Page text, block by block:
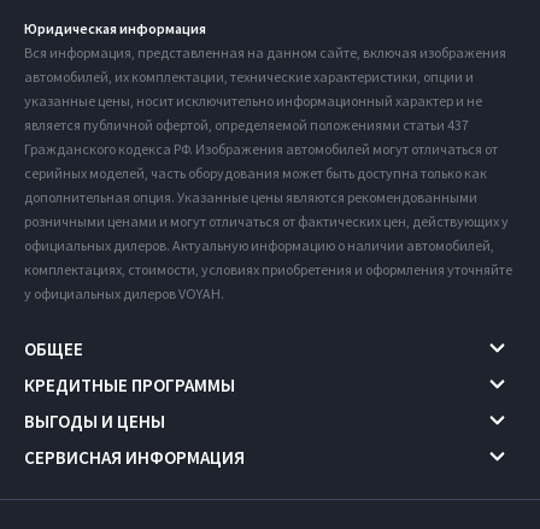
Юридическая информация
Вся информация, представленная на данном сайте, включая изображения
автомобилей, их комплектации, технические характеристики, опции и
указанные цены, носит исключительно информационный характер и не
является публичной офертой, определяемой положениями статьи 437
Гражданского кодекса РФ. Изображения автомобилей могут отличаться от
серийных моделей, часть оборудования может быть доступна только как
дополнительная опция. Указанные цены являются рекомендованными
розничными ценами и могут отличаться от фактических цен, действующих у
официальных дилеров. Актуальную информацию о наличии автомобилей,
комплектациях, стоимости, условиях приобретения и оформления уточняйте
у официальных дилеров VOYAH.
ОБЩЕЕ
КРЕДИТНЫЕ ПРОГРАММЫ
ВЫГОДЫ И ЦЕНЫ
СЕРВИСНАЯ ИНФОРМАЦИЯ